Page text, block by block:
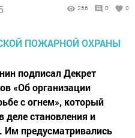
266 0 0
подписал Декрет
«Об организации
с огнем», который
деле становления и
Им предусматривались